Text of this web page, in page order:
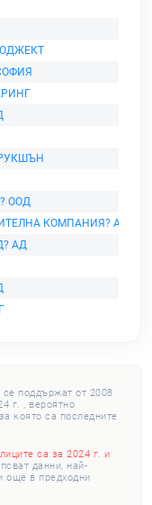
ООД
КОМПАНИЯ? АД
АД
поддържат от 2008
г. , вероятно
която са последните
са за 2024 г. и
данни, най-
още в предходни